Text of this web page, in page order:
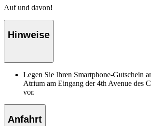
Auf und davon!
Hinweise
Legen Sie Ihren Smartphone-Gutschein
Atrium am Eingang der 4th Avenue des
vor.
Anfahrt